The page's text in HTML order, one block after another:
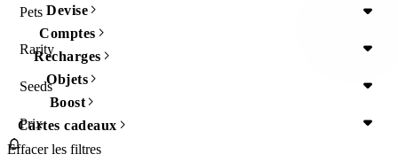
Devise
Comptes
Recharges
Objets
Boost
Cartes cadeaux
Pets
Rarity
Seeds
Prix
Effacer les filtres